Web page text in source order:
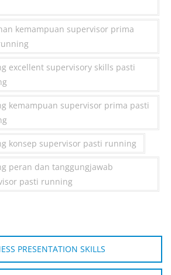
kemampuan supervisor prima
excellent supervisory skills pasti
kemampuan supervisor prima pasti
konsep supervisor pasti running
peran dan tanggungjawab
pasti running
PRESENTATION SKILLS